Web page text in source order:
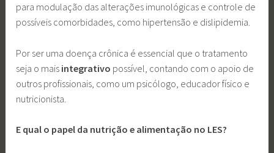
para modulação das alterações imunológicas e controle de
possíveis comorbidades, como hipertensão e dislipidemia.
Por ser uma doença crônica é essencial que o tratamento
seja o mais integrativo possível, contando com o apoio de
outros profissionais, como um psicólogo, educador físico e
nutricionista.
E qual o papel da nutrição e alimentação no LES?